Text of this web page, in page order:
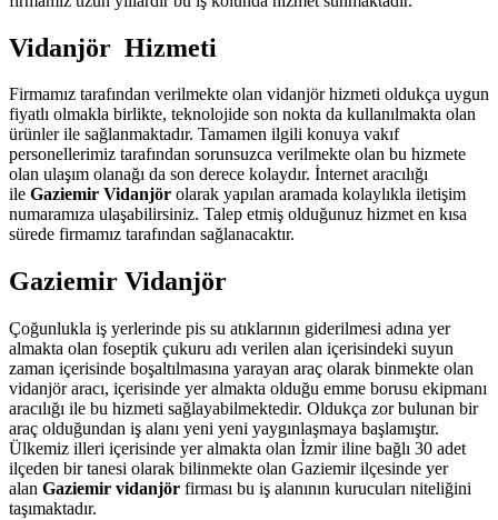
Vidanjör Hizmeti
Firmamız tarafından verilmekte olan vidanjör hizmeti oldukça uygun
fiyatlı olmakla birlikte, teknolojide son nokta da kullanılmakta olan
ürünler ile sağlanmaktadır. Tamamen ilgili konuya vakıf
personellerimiz tarafından sorunsuzca verilmekte olan bu hizmete
olan ulaşım olanağı da son derece kolaydır. İnternet aracılığı
ile Gaziemir Vidanjör olarak yapılan aramada kolaylıkla iletişim
numaramıza ulaşabilirsiniz. Talep etmiş olduğunuz hizmet en kısa
sürede firmamız tarafından sağlanacaktır.
Gaziemir Vidanjör
Çoğunlukla iş yerlerinde pis su atıklarının giderilmesi adına yer
almakta olan foseptik çukuru adı verilen alan içerisindeki suyun
zaman içerisinde boşaltılmasına yarayan araç olarak binmekte olan
vidanjör aracı, içerisinde yer almakta olduğu emme borusu ekipmanı
aracılığı ile bu hizmeti sağlayabilmektedir. Oldukça zor bulunan bir
araç olduğundan iş alanı yeni yeni yaygınlaşmaya başlamıştır.
Ülkemiz illeri içerisinde yer almakta olan İzmir iline bağlı 30 adet
ilçeden bir tanesi olarak bilinmekte olan Gaziemir ilçesinde yer
alan Gaziemir vidanjör firması bu iş alanının kurucuları niteliğini
taşımaktadır.